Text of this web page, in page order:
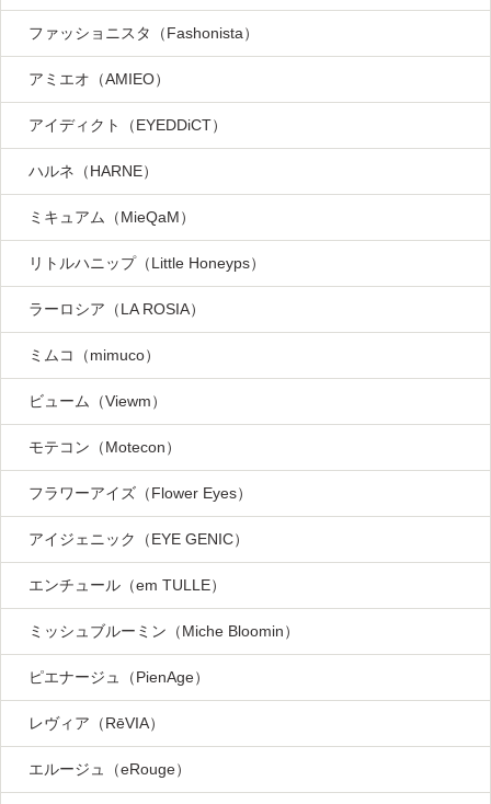
ファッショニスタ（Fashonista）
アミエオ（AMIEO）
アイディクト（EYEDDiCT）
ハルネ（HARNE）
ミキュアム（MieQaM）
リトルハニップ（Little Honeyps）
ラーロシア（LA ROSIA）
ミムコ（mimuco）
ビューム（Viewm）
モテコン（Motecon）
フラワーアイズ（Flower Eyes）
アイジェニック（EYE GENIC）
エンチュール（em TULLE）
ミッシュブルーミン（Miche Bloomin）
ピエナージュ（PienAge）
レヴィア（RēVIA）
エルージュ（eRouge）